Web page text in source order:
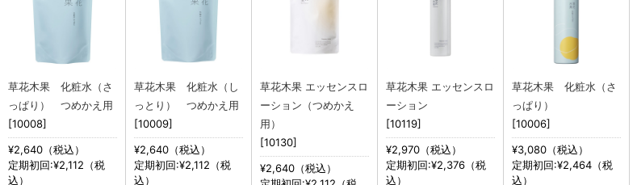
草花木果 化粧水（さ
っぱり） つめかえ用
[10008]
¥2,640（税込）
定期初回:¥2,112（税
込）
草花木果 化粧水（し
っとり） つめかえ用
[10009]
¥2,640（税込）
定期初回:¥2,112（税
込）
草花木果 エッセンスロ
ーション（つめかえ
用）
[10130]
¥2,640（税込）
草花木果 エッセンスロ
ーション
[10119]
¥2,970（税込）
定期初回:¥2,376（税
込）
草花木果 化粧水（さ
っぱり）
[10006]
¥3,080（税込）
定期初回:¥2,464（税
込）